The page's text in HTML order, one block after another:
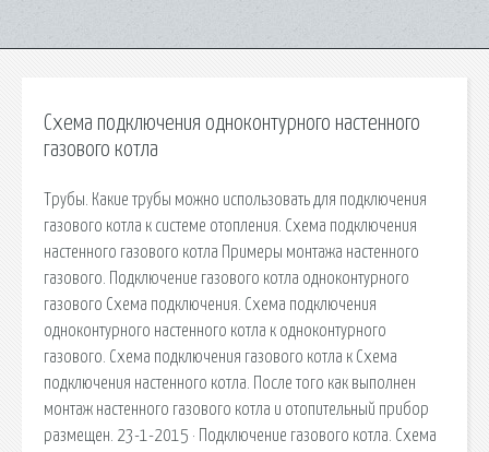
Схема подключения одноконтурного настенного
газового котла
Трубы. Какие трубы можно использовать для подключения
газового котла к системе отопления. Схема подключения
настенного газового котла Примеры монтажа настенного
газового. Подключение газового котла одноконтурного
газового Схема подключения. Схема подключения
одноконтурного настенного котла к одноконтурного
газового. Схема подключения газового котла к Схема
подключения настенного котла. После того как выполнен
монтаж настенного газового котла и отопительный прибор
размещен. 23-1-2015 · Подключение газового котла. Схема